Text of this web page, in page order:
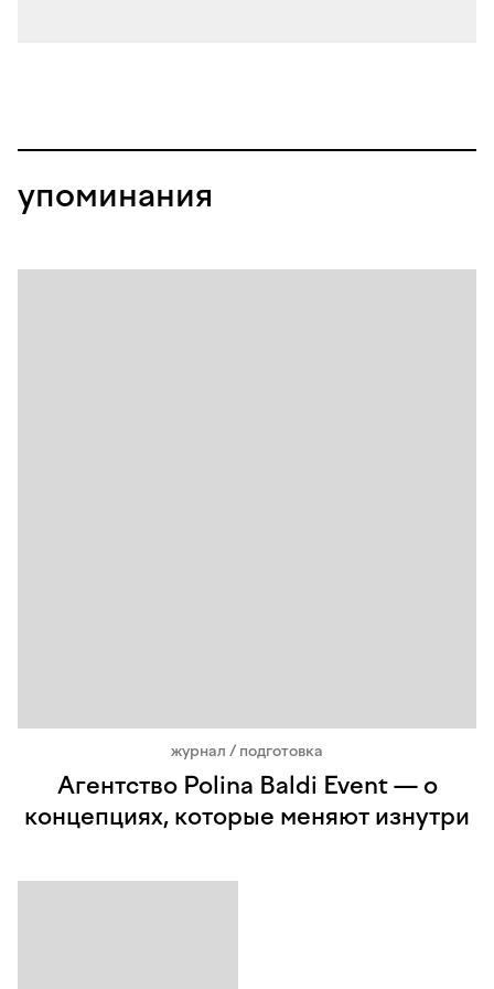
упоминания
журнал / подготовка
Агентство Polina Baldi Event — о
концепциях, которые меняют изнутри